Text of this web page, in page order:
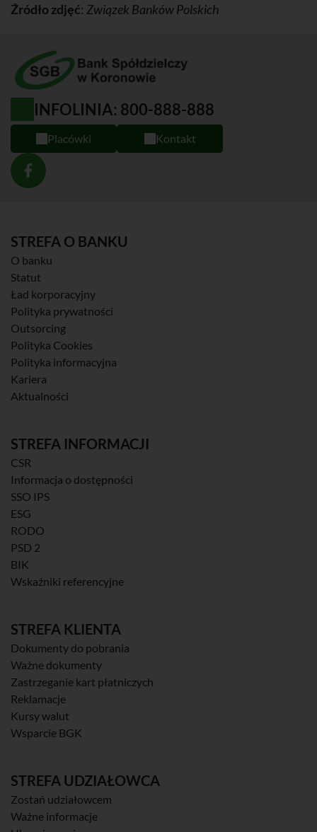
Źródło zdjęć: Związek Banków Polskich
INFOLINIA: 800-888-888
Placówki Kontakt
STREFA O BANKU
O banku
Statut
Ład korporacyjny
Polityka prywatności
Outsorcing
Polityka Cookies
Polityka informacyjna
Kariera
Aktualności
STREFA INFORMACJI
CSR
Informacja o dostępności
SSO IPS
ESG
RODO
PSD 2
BIK
Wskaźniki referencyjne
STREFA KLIENTA
Dokumenty do pobrania
Ważne dokumenty
Zastrzeganie kart płatniczych
Reklamacje
Kursy walut
Wsparcie BGK
STREFA UDZIAŁOWCA
Zostań udziałowcem
Ważne informacje